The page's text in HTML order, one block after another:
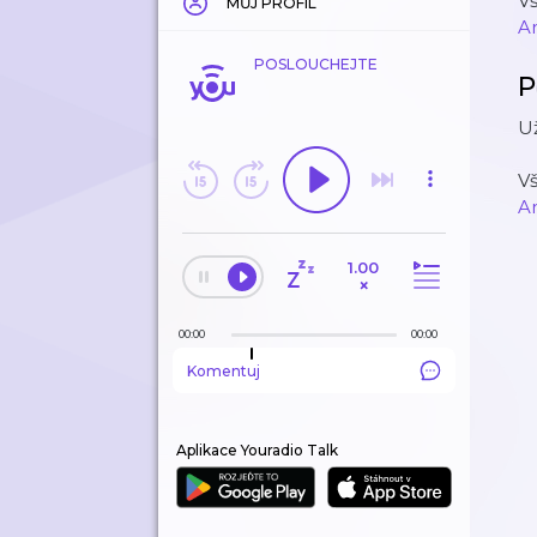
POSLOUCHEJTE
1.00
×
00:00 00:00
Komentuj
Aplikace Youradio Talk